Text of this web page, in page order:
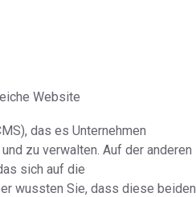
Website
das es Unternehmen
zu verwalten. Auf der anderen
sich auf die
wussten Sie, dass diese beiden